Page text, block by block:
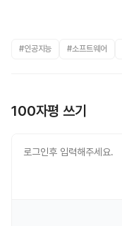
#인공지능 #소프트웨어
100자평 쓰기